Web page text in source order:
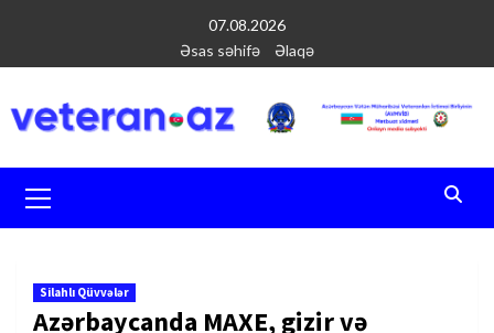
содержимому
07.08.2026
Əsas səhifə
Əlaqə
меню
Silahlı Qüvvələr
Azərbaycanda MAXE, gizir və